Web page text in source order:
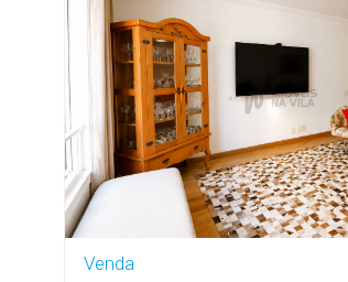
Venda